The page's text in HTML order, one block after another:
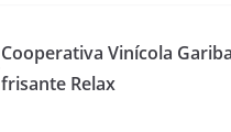
Cooperativa Vinícola
frisante Relax